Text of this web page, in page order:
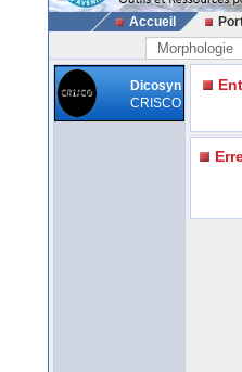
Accueil
Morphologie
Dicosyn
CRISCO